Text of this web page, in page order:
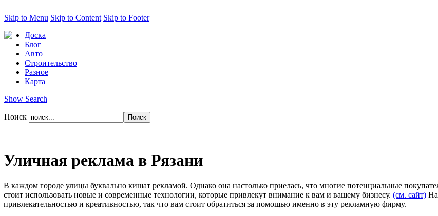
Skip to Menu Skip to Content Skip to Footer
Доска
Блог
Авто
Строительство
Разное
Карта
Show Search
Поиск
Уличная реклама в Рязани
В каждом городе улицы буквально кишат рекламой. Однако она настолько приелась, что многие потенциальные
стоит использовать новые и современные технологии, которые привлекут внимание к вам и вашему бизнесу. (см. сайт)
привлекательностью и креативностью, так что вам стоит обратиться за помощью именно в эту рекламную фирму.